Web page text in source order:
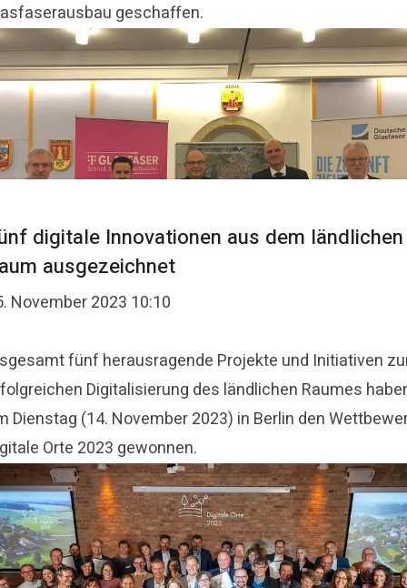
geschaffen.
digitale Innovationen aus dem ländlichen
ausgezeichnet
November 2023 10:10
fünf herausragende Projekte und Initiativen
Digitalisierung des ländlichen Raumes
Dienstag (14. November 2023) in Berlin den
Orte 2023 gewonnen.